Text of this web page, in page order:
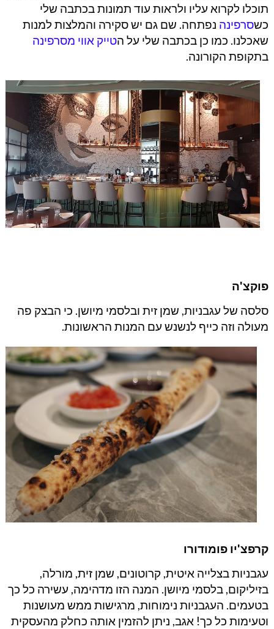
תוכלו לקרוא עליו ולראות עוד תמונות בכתבה שלי
כשסרפינה נפתחה. שם גם יש סקירה והמלצות למנות
שאכלנו. כמו כן בכתבה שלי על הטייק אווי מסרפינה
בתקופת הקורונה.
פוקצ'ה
סלסה של עגבניות, שמן זית ובלסמי מיושן. כי הבצק פה
מעולה וזה כייף לנשנש עם המנות הראשונות.
קרפצ'יו פומודורו
עגבניות בצלייה איטית, קרוטונים, שמן זית, מורלה,
בזיליקום, בלסמי מיושן. המנה הזו מדהימה, עשירה כל כך
בטעמים. העגבניות נימוחות, מרגישות ממש מעושנות
וטעימות כל כך! אגב, ניתן להזמין אותה כחלק מהעסקית